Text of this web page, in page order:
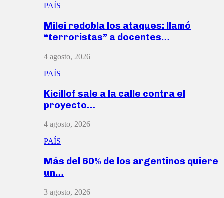
PAÍS
Milei redobla los ataques: llamó
“terroristas” a docentes…
4 agosto, 2026
PAÍS
Kicillof sale a la calle contra el
proyecto…
4 agosto, 2026
PAÍS
Más del 60% de los argentinos quiere
un…
3 agosto, 2026